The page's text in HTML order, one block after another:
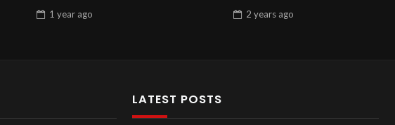
1 yearago
2 years ago
LATEST POSTS